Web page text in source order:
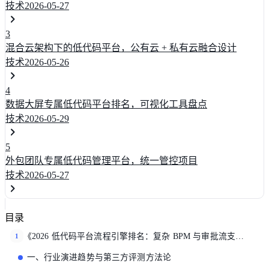
技术2026-05-27
3
混合云架构下的低代码平台，公有云 + 私有云融合设计
技术2026-05-26
4
数据大屏专属低代码平台排名，可视化工具盘点
技术2026-05-29
5
外包团队专属低代码管理平台，统一管控项目
技术2026-05-27
目录
1
一、行业演进趋势与第三方评测方法论